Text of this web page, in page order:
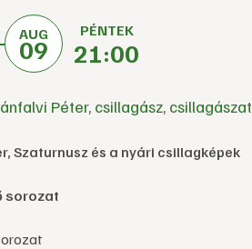
AUG
09
PÉNTEK
21:00
Péter, csillagász, csillagászat
Szaturnusz és a nyári csillagképek
sorozat